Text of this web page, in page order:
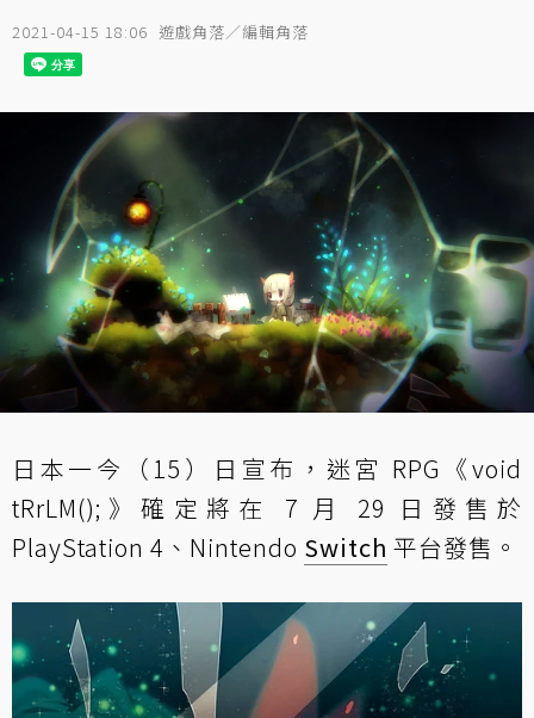
2021-04-15 18:06 遊戲角落／編輯角落
日本一今（15）日宣布，迷宮 RPG《void
tRrLM();》確定將在 7 月 29 日發售於
PlayStation 4、Nintendo Switch 平台發售。